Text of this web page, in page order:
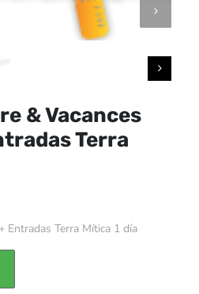
& Vacances
Terra
Entradas Terra Mítica 1 día